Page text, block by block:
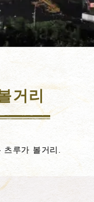
거리
츠루가 볼거리.